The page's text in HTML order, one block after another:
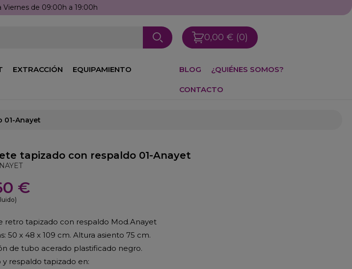
976 25 59 91
0,00 € (0)
EXTRACCIÓN EQUIPAMIENTO BLOG ¿QUIÉNES SOMOS?
CONTACTO
01-Anayet
tapizado con respaldo 01-Anayet
€
retro tapizado con respaldo Mod.Anayet
50 x 48 x 109 cm. Altura asiento 75 cm.
de tubo acerado plastificado negro.
y respaldo tapizado en: